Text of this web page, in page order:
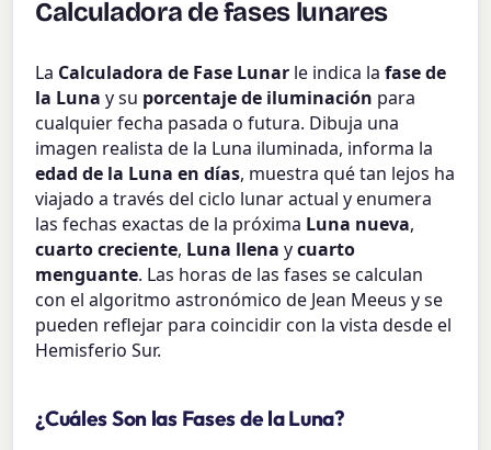
Calculadora de fases lunares
La Calculadora de Fase Lunar le indica lafase de
la Luna y su porcentaje de iluminación para
cualquier fecha pasada o futura. Dibuja una
imagen realista de la Luna iluminada, informa la
edad de la Luna en días, muestra qué tan lejos ha
viajado a través del ciclo lunar actual y enumera
las fechas exactas de la próxima Luna nueva,
cuarto creciente, Luna llena ycuarto
menguante. Las horas de las fases se calculan
con el algoritmo astronómico de Jean Meeus y se
pueden reflejar para coincidir con la vista desde el
Hemisferio Sur.
¿Cuáles Son las Fases de la Luna?